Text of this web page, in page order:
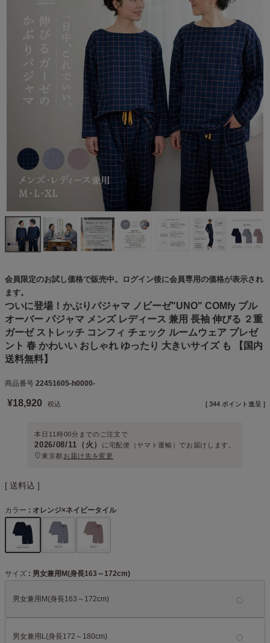
会員限定のお試し価格で販売中。ログイン後に会員専用の価格が表示され
ます。
ついに登場！かぶりパジャマ ノビーゼ"UNO" COMfy プル
オーバー パジャマ メンズ レディース 兼用 長袖 伸びる ２重
ガーゼ ストレッチ コンフィ チェック ルームウェア プレゼ
ント 春 かわいい おしゃれ ゆったり 大きいサイズ も 【国内
送料無料】
商品番号 22451605-h0000-
¥18,920 税込 [ 344 ポイント進呈 ]
本日 11時00分 までのご注文で
2026/08/11（火） に 宅配便（ヤマト運輸） でお届けします。
東京都 お届け先を変更
送料込
サイズ 男女兼用M(身長163～172cm)
男女兼用M(身長163～172cm)
男女兼用L(身長172～180cm)
カラー オレンジ×ネイビータイル